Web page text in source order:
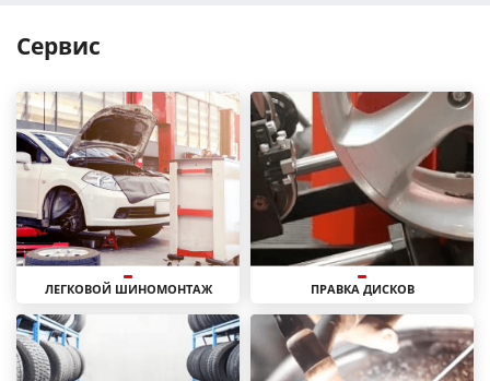
Сервис
ЛЕГКОВОЙ ШИНОМОНТАЖ ПРАВКА ДИСКОВ